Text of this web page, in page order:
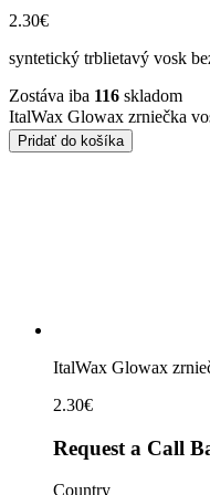
2.30€
syntetický trblietavý vosk
Zostáva iba 116 skladom
ItalWax Glowax zrniečka
Pridať do košíka
ItalWax Glowax
2.30€
Request a Call
Country